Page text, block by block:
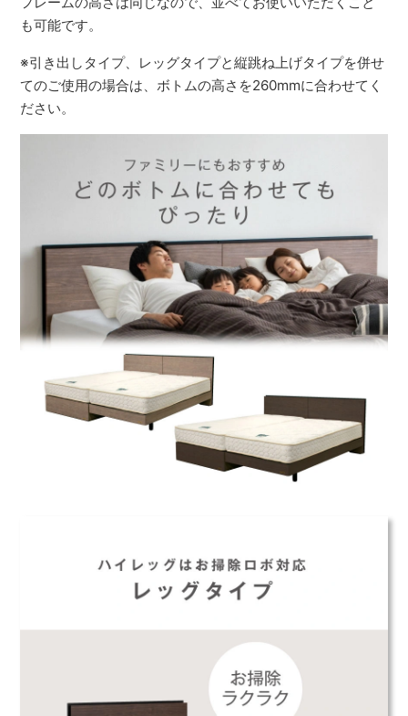
も可能です。
※引き出しタイプ、レッグタイプと縦跳ね上げタイプを併せ
てのご使用の場合は、ボトムの高さを260mmに合わせてく
ださい。